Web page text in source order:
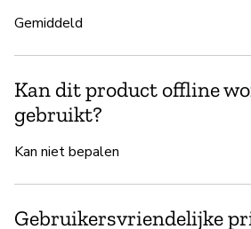
Gemiddeld
Kan dit product offline
gebruikt?
Kan niet bepalen
Gebruikersvriendelijke